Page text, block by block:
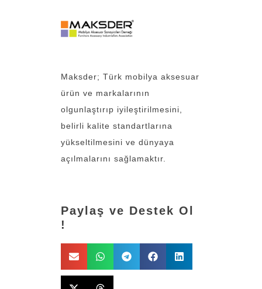
Maksder; Türk mobilya aksesuar
ürün ve markalarının
olgunlaştırıp iyileştirilmesini,
belirli kalite standartlarına
yükseltilmesini ve dünyaya
açılmalarını sağlamaktır.
Paylaş ve Destek Ol
!